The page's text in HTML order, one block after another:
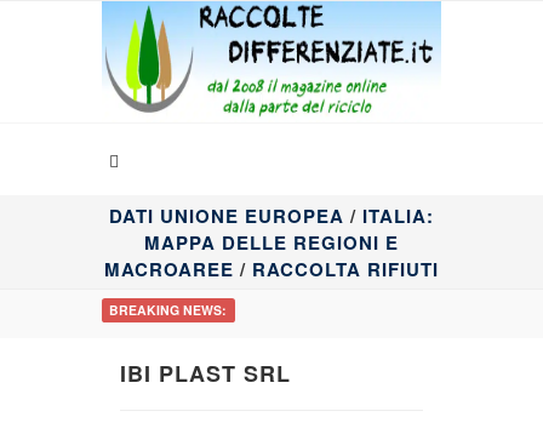
DATI UNIONE EUROPEA / ITALIA:
MAPPA DELLE REGIONI E
MACROAREE / RACCOLTA RIFIUTI
BREAKING NEWS:
IBI PLAST SRL